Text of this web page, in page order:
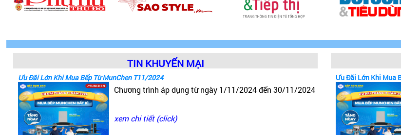
TIN KHUYẾN MẠI
Ưu Đãi Lớn Khi Mua Bếp Từ MunChen T11/2024
Chương trình áp dụng từ ngày 1/11/2024 đến 30/11/2024
xem chi tiết (click)
Ưu Đãi Lớn Khi Mua